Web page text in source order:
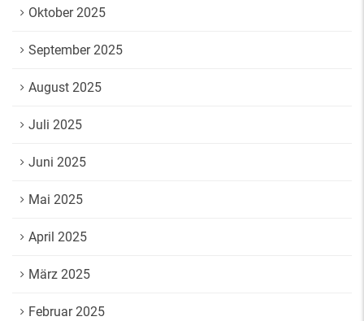
Oktober 2025
September 2025
August 2025
Juli 2025
Juni 2025
Mai 2025
April 2025
März 2025
Februar 2025